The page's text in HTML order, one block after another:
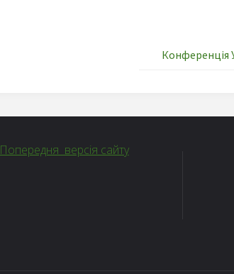
Конференція
Попередня версія сайту